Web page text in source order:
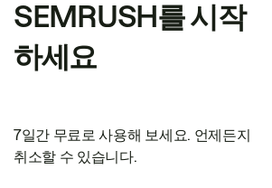
SEMRUSH를 시작
하세요
7일간 무료로 사용해 보세요. 언제든지
취소할 수 있습니다.